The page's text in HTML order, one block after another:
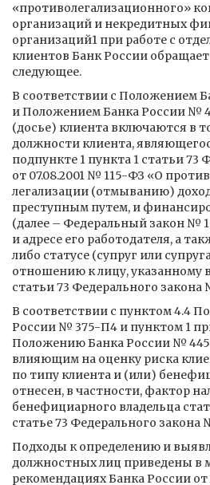
«противолегализационного»
организаций и некредитных
организаций1 при работе с
клиентов Банк России
следующее.
В соответствии с Положением
и Положением Банка России №
(досье) клиента включаются в
должности клиента,
подпункте 1 пункта 1 статьи 73
от 07.08.2001 № 115-ФЗ «О
легализации (отмыванию)
преступным путем, и
(далее – Федеральный закон №
и адресе его работодателя, а
либо статусе (супруг или
отношению к лицу, указанному
статьи 73 Федерального
В соответствии с пунктом 4.4
России № 375-П4 и пунктом 1
Положению Банка России №
влияющим на оценку риска
по типу клиента и (или)
отнесен, в частности, фактор
бенефициарного владельца
статье 73 Федерального закона
Подходы к определению и
должностных лиц приведены в
рекомендациях Банка России